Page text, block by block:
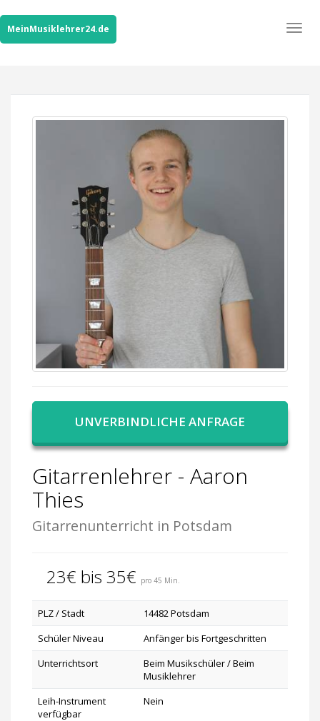
MeinMusiklehrer24.de
UNVERBINDLICHE ANFRAGE
Gitarrenlehrer - Aaron
Thies
Gitarrenunterricht in Potsdam
23€ bis 35€ pro 45 Min.
PLZ / Stadt
14482 Potsdam
Schüler Niveau
Anfänger bis Fortgeschritten
Unterrichtsort
Beim Musikschüler / Beim
Musiklehrer
Leih-Instrument
verfügbar
Nein